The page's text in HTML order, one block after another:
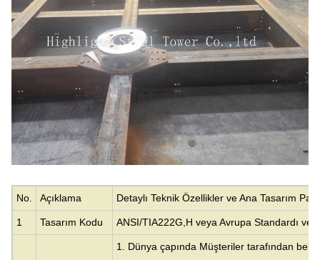
No. Açıklama Detaylı Teknik Özellikler ve Ana Tasarım
1 Tasarım Kodu ANSI/TIA222G,H veya Avrupa Standardı ve
1. Dünya çapında Müşteriler tarafından